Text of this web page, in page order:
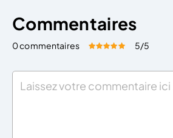
Commentaires
0 commentaires Évaluez cet article:
5/5